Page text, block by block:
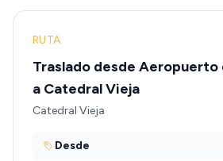
RUTA
Traslado desde Aeropuerto
a Catedral Vieja
Catedral Vieja
Desde